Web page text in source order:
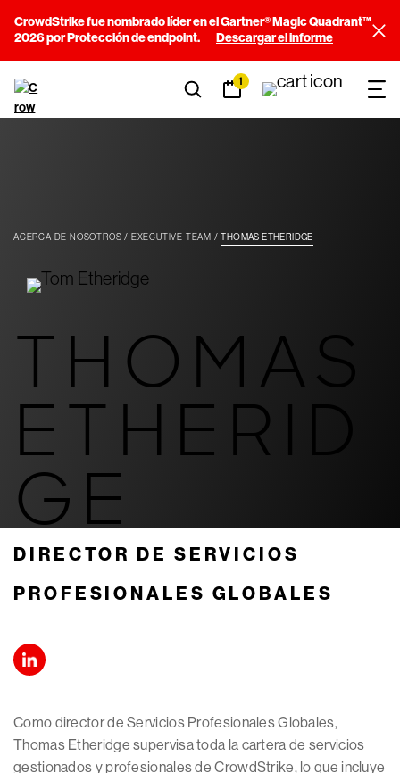
CrowdStrike fue nombrado líder en el Gartner® Magic Quadrant™
2026 por Protección de endpoint.
Descargar el informe
1
ACERCA DE NOSOTROS EXECUTIVE TEAM THOMAS ETHERIDGE
THOMAS
ETHERID
GE
DIRECTOR DE SERVICIOS
PROFESIONALES GLOBALES
Como director de Servicios Profesionales Globales,
Thomas Etheridge supervisa toda la cartera de servicios
gestionados y profesionales de CrowdStrike, lo que incluye